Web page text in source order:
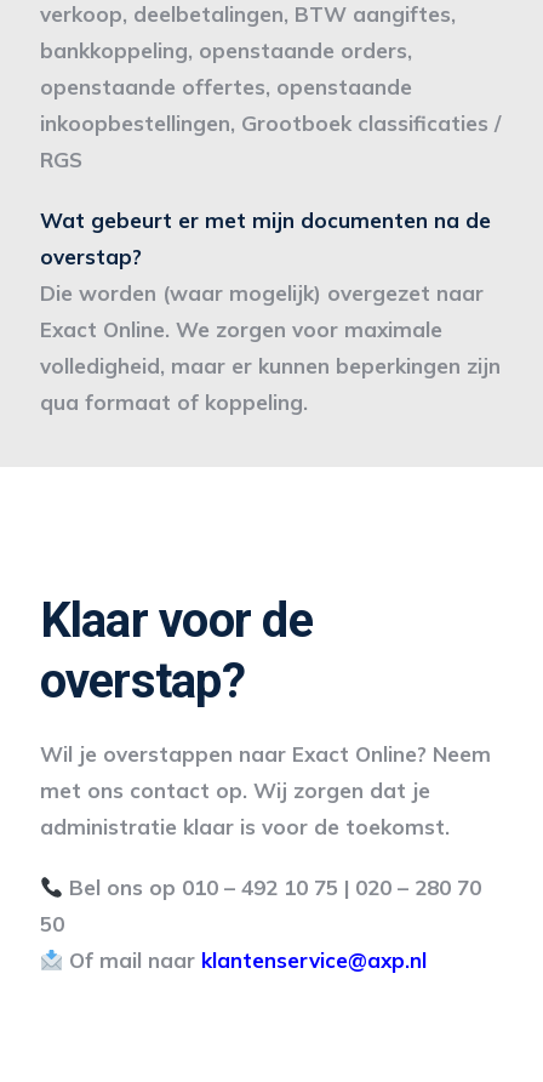
verkoop, deelbetalingen, BTW aangiftes,
bankkoppeling, openstaande orders,
openstaande offertes, openstaande
inkoopbestellingen, Grootboek classificaties /
RGS
Wat gebeurt er met mijn documenten na de
overstap?
Die worden (waar mogelijk) overgezet naar
Exact Online. We zorgen voor maximale
volledigheid, maar er kunnen beperkingen zijn
qua formaat of koppeling.
Klaar voor de
overstap?
Wil je overstappen naar Exact Online? Neem
met ons contact op. Wij zorgen dat je
administratie klaar is voor de toekomst.
Bel ons op 010 – 492 10 75 | 020 – 280 70
50
Of mail naar klantenservice@axp.nl